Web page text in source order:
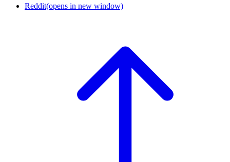
Reddit(opens in new window)